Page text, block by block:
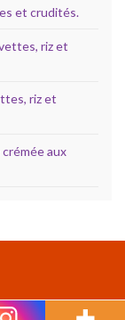
et crudités.
riz et
riz et
aux